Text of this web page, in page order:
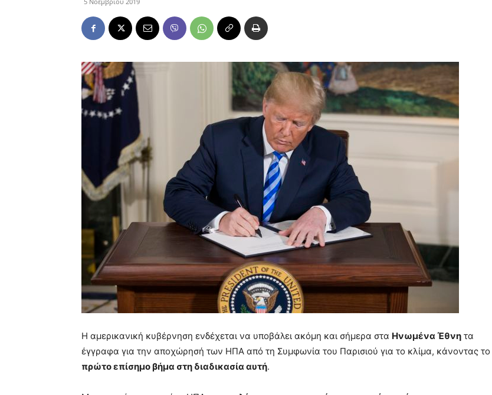
Η αμερικανική κυβέρνηση ενδέχεται να υποβάλει ακόμη και σήμερα στα Ηνωμένα Έθνη τα
έγγραφα για την αποχώρησή των ΗΠΑ από τη Συμφωνία του Παρισιού για το κλίμα, κάνοντας το
πρώτο επίσημο βήμα στη διαδικασία αυτή.